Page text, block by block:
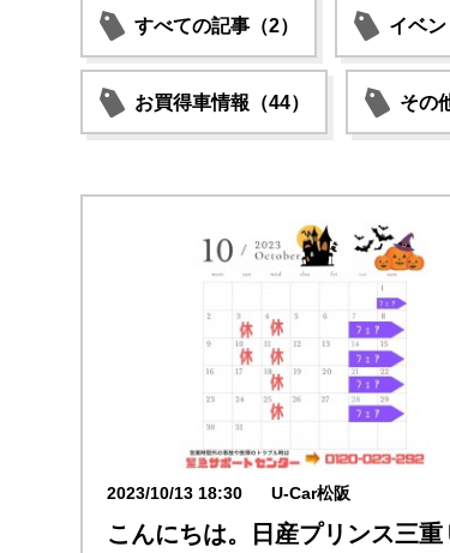
すべての記事（2） イベン
お買得車情報（44） その
2023/10/13 18:30 U-Car松阪
こんにちは。日産プリンス三重